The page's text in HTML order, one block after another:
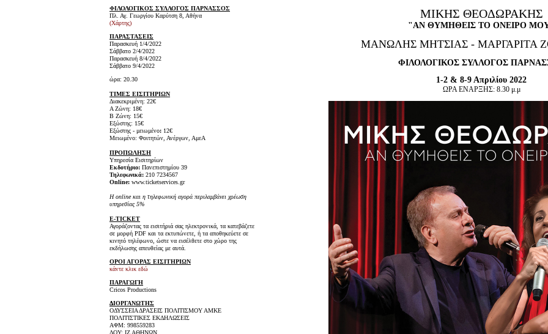
Προσωπικά Δεδομένα
Είσοδος διαχειριστή
ΜΙΚΗΣ ΘΕΟΔΩΡΑΚΗΣ
"ΑΝ ΘΥΜΗΘΕΙΣ ΤΟ ΟΝΕΙΡΟ
ΜΑΝΩΛΗΣ ΜΗΤΣΙΑΣ - ΜΑΡΓΑΡΙΤΑ
ΦΙΛΟΛΟΓΙΚΟΣ ΣΥΛΛΟΓΟΣ
1-2 & 8-9 Απριλίου 2022
ΩΡΑ ΕΝΑΡΞΗΣ: 8.30 μ.μ
ΦΙΛΟΛΟΓΙΚΟΣ ΣΥΛΛΟΓΟΣ ΠΑΡΝΑΣΣΟΣ
Πλ. Αγ. Γεωργίου Καρύτση 8, Αθήνα
(Χάρτης)
ΠΑΡΑΣΤΑΣΕΙΣ
Παρασκευή 1/4/2022
Σάββατο 2/4/2022
Παρασκευή 8/4/2022
Σάββατο 9/4/2022
ώρα: 20.30
ΤΙΜΕΣ ΕΙΣΙΤΗΡΙΩΝ
Διακεκριμένη: 22€
Α Ζώνη: 18€
Β Ζώνη: 15€
Εξώστης: 15€
Εξώστης - μειωμένο: 12€
Μειωμένο: Φοιτητών, Ανέργων, ΑμεΑ
ΠΡΟΠΩΛΗΣΗ
Υπηρεσία Εισιτηρίων
Εκδοτήριο: Πανεπιστημίου 39
Τηλεφωνικά: 210 7234567
Online: www.ticketservices.gr
H online και η τηλεφωνική αγορά περιλαμβάνει χρέωση
υπηρεσίας 5%
E-TICKET
Αγοράζοντας τα εισιτήριά σας ηλεκτρονικά, τα κατεβάζετε
σε μορφή PDF και τα εκτυπώνετε, ή τα αποθηκεύετε σε
κινητό τηλέφωνο, ώστε να εισέλθετε στο χώρο της
εκδήλωσης απευθείας με αυτά.
ΟΡΟΙ ΑΓΟΡΑΣ ΕΙΣΙΤΗΡΙΩΝ
κάντε κλικ εδώ
ΠΑΡΑΓΩΓΗ
Cricos Productions
ΔΙΟΡΓΑΝΩΤΗΣ
ΟΔΥΣΣΕΙΑ ΔΡΑΣΕΙΣ ΠΟΛΙΤΙΣΜΟΥ ΑΜΚΕ
ΠΟΛΙΤΙΣΤΙΚΕΣ ΕΚΔΗΛΩΣΕΙΣ
ΑΦΜ: 998559283
ΔΟΥ: ΙΖ ΑΘΗΝΩΝ